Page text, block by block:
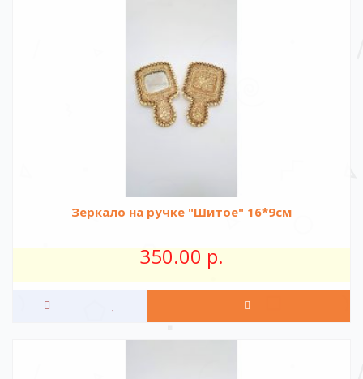
Зеркало на ручке "Шитое" 16*9см
350.00 р.